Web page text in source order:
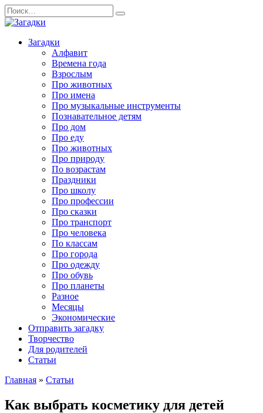
Перейти
к
содержанию
Search
for:
Загадки
Алфавит
Времена года
Взрослым
Про животных
Про имена
Про музыкальные инструменты
Познавательное детям
Про дом
Про еду
Про животных
Про природу
По возрастам
Праздники
Про школу
Про профессии
Про сказки
Про транспорт
Про человека
По классам
Про города
Про одежду
Про обувь
Про планеты
Разное
Месяцы
Экономические
Отправить загадку
Творчество
Для родителей
Статьи
Главная » Статьи
Как выбрать косметику для детей